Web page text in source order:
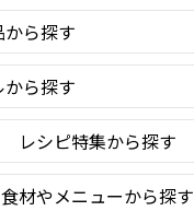
レシピ特集から探す
食材やメニューから探す